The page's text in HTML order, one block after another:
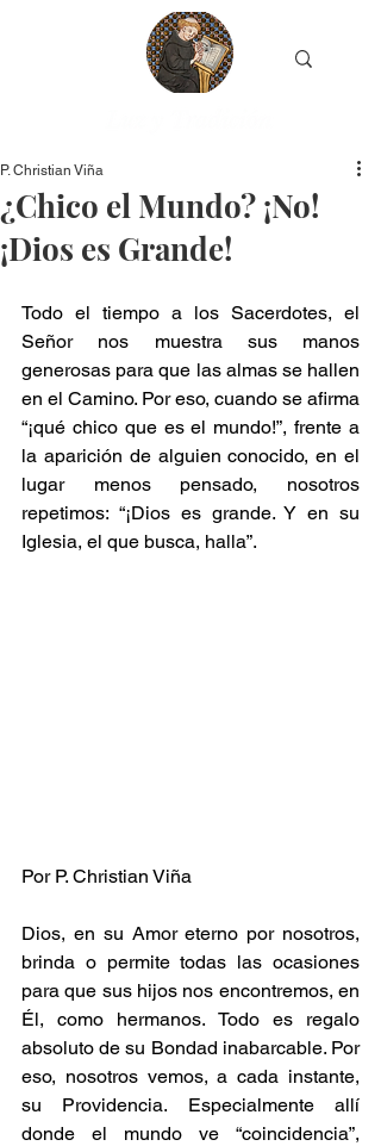
¿Chico el Mundo? ¡No!
¡Dios es Grande!
P. Christian Viña
Todo el tiempo a los Sacerdotes, el
Señor nos muestra sus manos
generosas para que las almas se hallen
en el Camino. Por eso, cuando se afirma
“¡qué chico que es el mundo!”, frente a
la aparición de alguien conocido, en el
lugar menos pensado, nosotros
repetimos: “¡Dios es grande. Y en su
Iglesia, el que busca, halla”.
Por P. Christian Viña
Dios, en su Amor eterno por nosotros,
brinda o permite todas las ocasiones
para que sus hijos nos encontremos, en
Él, como hermanos. Todo es regalo
absoluto de su Bondad inabarcable. Por
eso, nosotros vemos, a cada instante,
su Providencia. Especialmente allí
donde el mundo ve “coincidencia”,